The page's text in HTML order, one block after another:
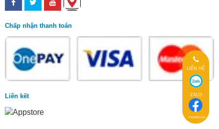
FACEBOOK
ZALO
LIÊN HỆ
Chấp nhận thanh toán
Liên kết